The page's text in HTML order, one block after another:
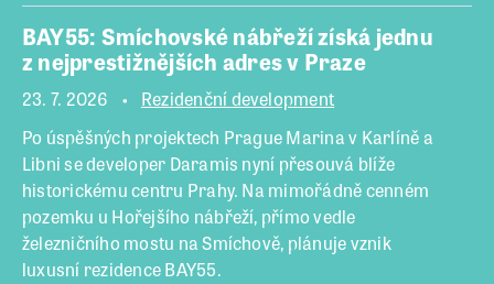
BAY55: Smíchovské nábřeží získá jednu
z nejprestižnějších adres v Praze
23. 7. 2026
Rezidenční development
Po úspěšných projektech Prague Marina v Karlíně a
Libni se developer Daramis nyní přesouvá blíže
historickému centru Prahy. Na mimořádně cenném
pozemku u Hořejšího nábřeží, přímo vedle
železničního mostu na Smíchově, plánuje vznik
luxusní rezidence BAY55.